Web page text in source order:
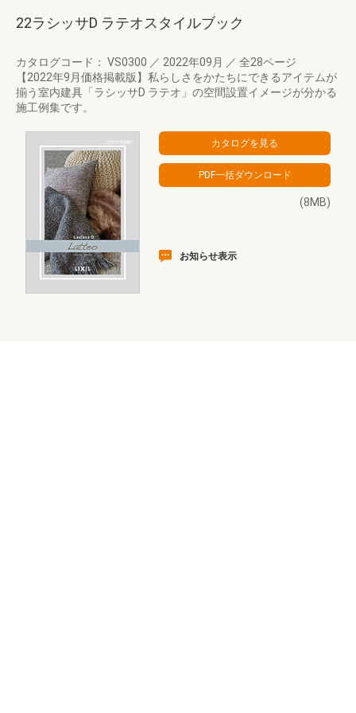
22ラシッサD ラテオスタイルブック
カタログコード： VS0300 ／ 2022年09月 ／ 全28ページ
【2022年9月価格掲載版】私らしさをかたちにできるアイテムが
揃う室内建具「ラシッサD ラテオ」の空間設置イメージが分かる
施工例集です。
(8MB)
お知らせ表示